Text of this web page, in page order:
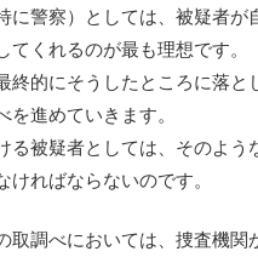
に警察）としては、被疑者が
てくれるのが最も理想です。
終的にそうしたところに落と
を進めていきます。
る被疑者としては、そのよう
ければならないのです。
取調べにおいては、捜査機関